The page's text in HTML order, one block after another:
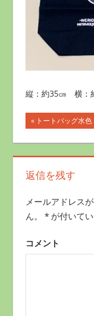
縦：約35㎝ 横：
投
稿
ナ
ビ
ゲ
ー
シ
ョ
前
の
記
事:
トートバッグ水色
返信を残す
メールアドレス
ん。
* が付いて
コメント